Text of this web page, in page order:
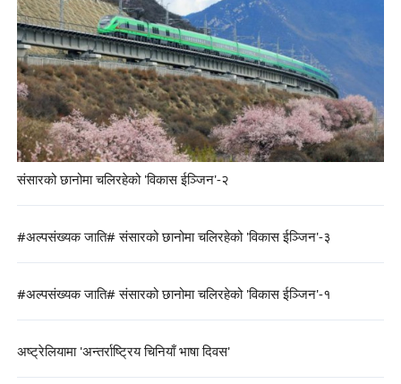
संसारको छानोमा चलिरहेको 'विकास ईञ्जिन'-२
#अल्पसंख्यक जाति# संसारको छानोमा चलिरहेको 'विकास ईञ्जिन'-३
#अल्पसंख्यक जाति# संसारको छानोमा चलिरहेको 'विकास ईञ्जिन'-१
अष्ट्रेलियामा 'अन्तर्राष्ट्रिय चिनियाँ भाषा दिवस'